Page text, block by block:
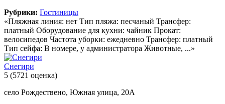
Рубрики: Гостиницы
«Пляжная линия: нет Тип пляжа: песчаный Трансфер:
платный Оборудование для кухни: чайник Прокат:
велосипедов Частота уборки: ежедневно Трансфер: платный
Тип сейфа: В номере, у администратора Животные, ...»
Снегири
5 (5721 оценка)
село Рождествено, Южная улица, 20А